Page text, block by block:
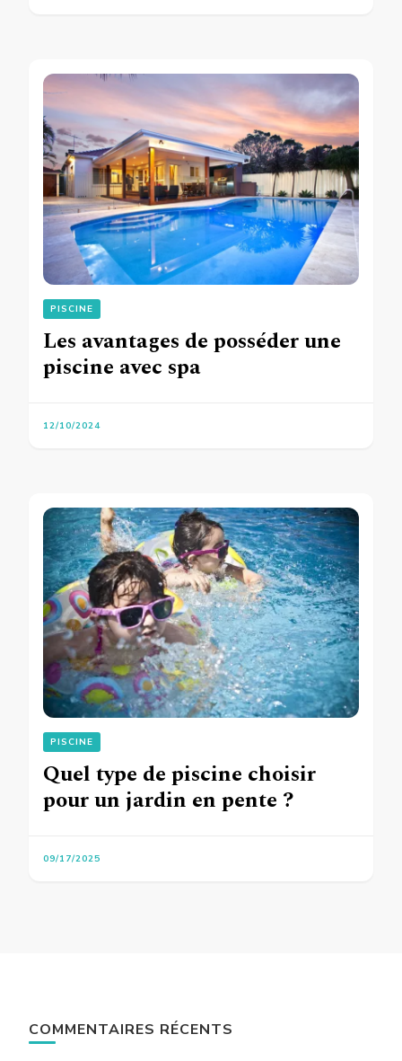
PISCINE
Les avantages de posséder une
piscine avec spa
12/10/2024
PISCINE
Quel type de piscine choisir
pour un jardin en pente ?
09/17/2025
COMMENTAIRES RÉCENTS